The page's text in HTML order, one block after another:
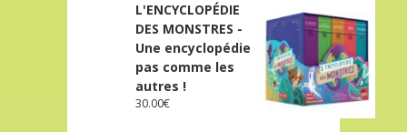
L'ENCYCLOPÉDIE
DES MONSTRES -
Une encyclopédie
pas comme les
autres !
30.00€